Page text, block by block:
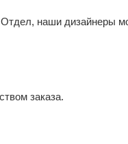
наши дизайнеры
заказа.